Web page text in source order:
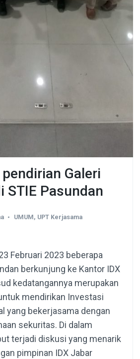
Galeri
STIE Pasundan
UMUM, UPT Kerjasama
Februari 2023 beberapa
berkunjung ke Kantor IDX
kedatangannya merupakan
mendirikan Investasi
yang bekerjasama dengan
sekuritas. Di dalam
terjadi diskusi yang menarik
pimpinan IDX Jabar